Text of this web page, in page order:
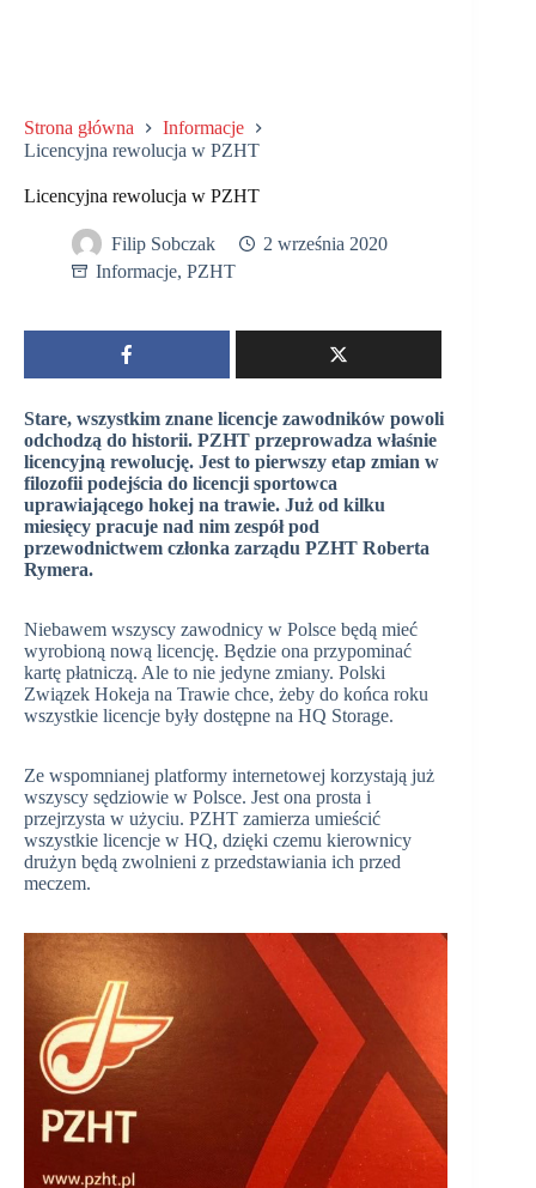
Strona główna
Informacje
Licencyjna rewolucja w PZHT
Licencyjna rewolucja w PZHT
Filip Sobczak
2 września 2020
Informacje, PZHT
Stare, wszystkim znane licencje zawodników powoli
odchodzą do historii. PZHT przeprowadza właśnie
licencyjną rewolucję. Jest to pierwszy etap zmian w
filozofii podejścia do licencji sportowca
uprawiającego hokej na trawie. Już od kilku
miesięcy pracuje nad nim zespół pod
przewodnictwem członka zarządu PZHT Roberta
Rymera.
Niebawem wszyscy zawodnicy w Polsce będą mieć
wyrobioną nową licencję. Będzie ona przypominać
kartę płatniczą. Ale to nie jedyne zmiany. Polski
Związek Hokeja na Trawie chce, żeby do końca roku
wszystkie licencje były dostępne na HQ Storage.
Ze wspomnianej platformy internetowej korzystają już
wszyscy sędziowie w Polsce. Jest ona prosta i
przejrzysta w użyciu. PZHT zamierza umieścić
wszystkie licencje w HQ, dzięki czemu kierownicy
drużyn będą zwolnieni z przedstawiania ich przed
meczem.